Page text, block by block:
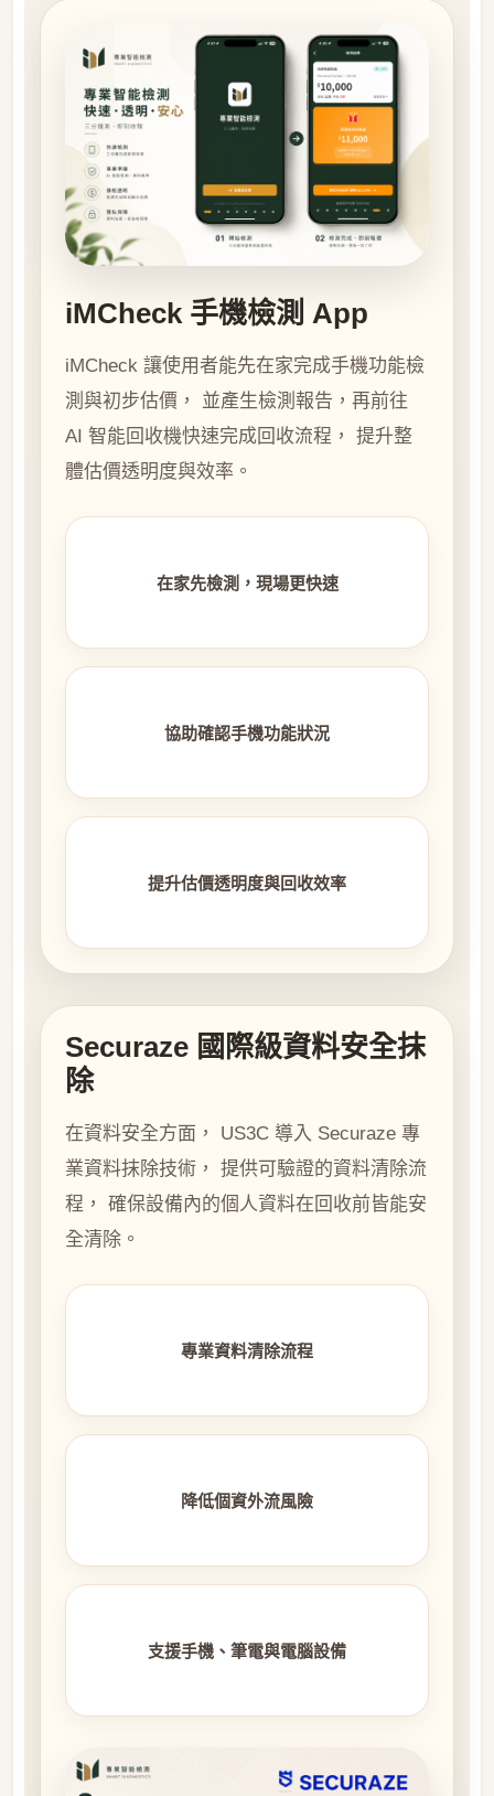
iMCheck 手機檢測 App
iMCheck 讓使用者能先在家完成手機功能檢
測與初步估價， 並產生檢測報告，再前往
AI 智能回收機快速完成回收流程， 提升整
體估價透明度與效率。
在家先檢測，現場更快速
協助確認手機功能狀況
提升估價透明度與回收效率
Securaze 國際級資料安全抹
除
在資料安全方面， US3C 導入 Securaze 專
業資料抹除技術， 提供可驗證的資料清除流
程， 確保設備內的個人資料在回收前皆能安
全清除。
專業資料清除流程
降低個資外流風險
支援手機、筆電與電腦設備